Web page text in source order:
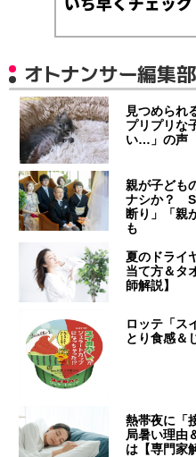
オトナンサー編集
見つめられ
プリプリな
い…」の声
親が子ども
ナシか？
断り」「親
も
夏のドライ
当て方＆タ
師解説】
ロッテ「ス
とり食感＆
熱帯夜に「
局暑い理由
は【専門家